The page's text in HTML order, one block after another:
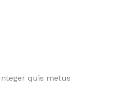
quis metus